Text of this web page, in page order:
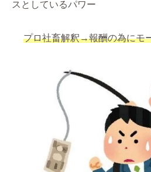
スとしているパワー
プロ社畜解釈→報酬の為にモ